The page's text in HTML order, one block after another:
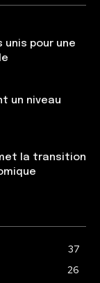
unis pour une
un niveau
la transition
37
26